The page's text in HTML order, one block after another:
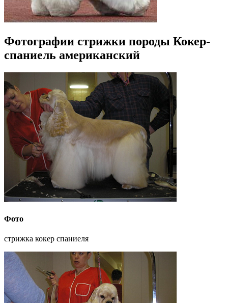
Фотографии стрижки породы Кокер-
спаниель американский
Фото
стрижка кокер спаниеля